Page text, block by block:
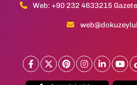
Web: +90 232 4633215